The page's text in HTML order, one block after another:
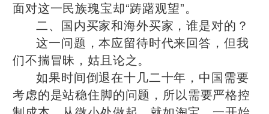
面对这一民族瑰宝却“踌躇观望”。
二、国内买家和海外买家，谁是对的？
这一问题，本应留待时代来回答，但我
们不揣冒昧，姑且论之。
如果时间倒退在十几二十年，中国需要
考虑的是站稳住脚的问题，所以需要严格控